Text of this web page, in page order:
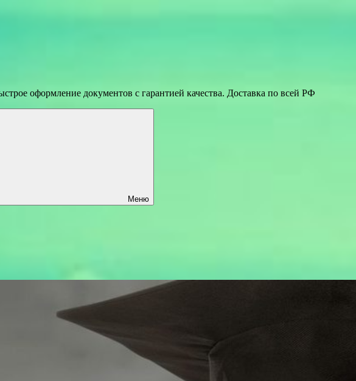
оформление документов с гарантией качества. Доставка по всей РФ
Меню